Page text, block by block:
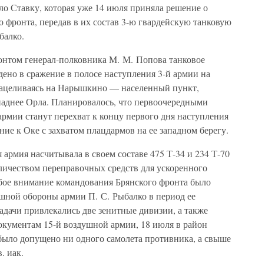
Ставку, которая уже 14 июля приняла решение о
фронта, передав в их состав 3-ю гвардейскую танковую
генерал-полковника М. М. Попова танковое
в сражение в полосе наступления 3-й армии на
на Нарышкино — населенный пункт,
Орла. Планировалось, что первоочередными
станут перехват к концу первого дня наступления
к Оке с захватом плацдармов на ее западном берегу.
насчитывала в своем составе 475 Т-34 и 234 Т-70
переправочных средств для ускоренного
внимание командования Брянского фронта было
обороны армии П. С. Рыбалко в период ее
привлекались две зенитные дивизии, а также
15-й воздушной армии, 18 июля в район
допущено ни одного самолета противника, а свыше
иак.